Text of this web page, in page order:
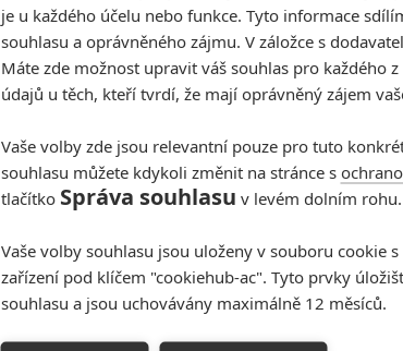
je u každého účelu nebo funkce. Tyto informace
souhlasu a oprávněného zájmu. V záložce s
Máte zde možnost upravit váš souhlas pro každého
údajů u těch, kteří tvrdí, že mají oprávněný zájem
Vaše volby zde jsou relevantní pouze pro tuto
souhlasu můžete kdykoli změnit na stránce s
tlačítko Správa souhlasu v levém dolním rohu.
Vaše volby souhlasu jsou uloženy v souboru cookie
zařízení pod klíčem "cookiehub-ac". Tyto prvky
souhlasu a jsou uchovávány maximálně 12 měsíců.